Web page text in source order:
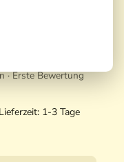
· Erste Bewertung
1-3 Tage